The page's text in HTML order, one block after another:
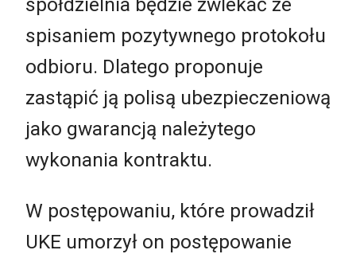
spółdzielnia będzie zwlekać ze
spisaniem pozytywnego protokołu
odbioru. Dlatego proponuje
zastąpić ją polisą ubezpieczeniową
jako gwarancją należytego
wykonania kontraktu.
W postępowaniu, które prowadził
UKE umorzył on postępowanie